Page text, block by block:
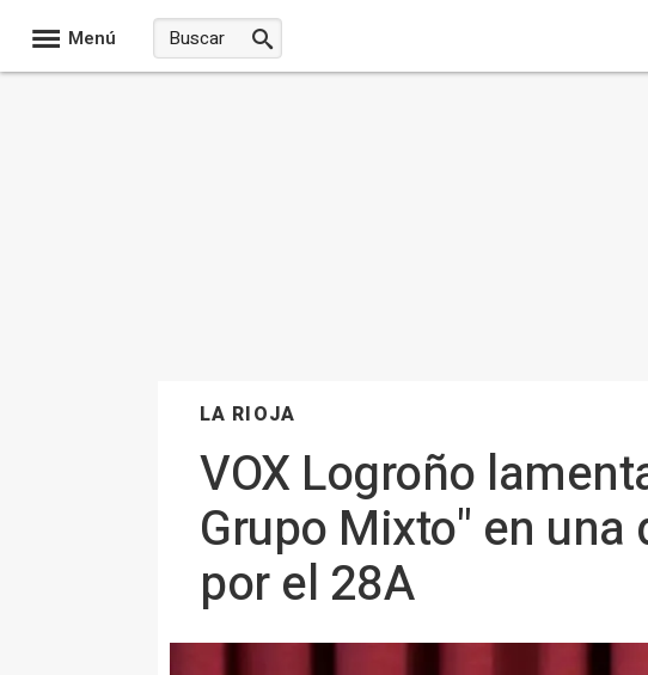
Menú
LA RIOJA
VOX Logroño
Grupo Mixto" en
por el 28A